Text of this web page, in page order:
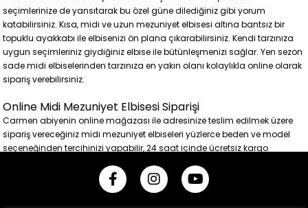
seçimlerinize de yansıtarak bu özel güne dilediğiniz gibi yorum
katabilirsiniz. Kısa, midi ve uzun mezuniyet elbisesi altına bantsız bir
topuklu ayakkabı ile elbisenizi ön plana çıkarabilirsiniz. Kendi tarzınıza
uygun seçimleriniz giydiğiniz elbise ile bütünleşmenizi sağlar. Yen sezon
sade midi elbiselerinden tarzınıza en yakın olanı kolaylıkla online olarak
sipariş verebilirsiniz.
Online Midi Mezuniyet Elbisesi Siparişi
Carmen abiyenin online mağazası ile adresinize teslim edilmek üzere
sipariş vereceğiniz midi mezuniyet elbiseleri yüzlerce beden ve model
seçeneğinden tercihinizi yapabilir, 24 saat içinde ücretsiz kargo
ve ya değişim için de kargo ücreti ödemezsiniz.
24 Saat İçinde Ücretsiz Kargo Fırsatı